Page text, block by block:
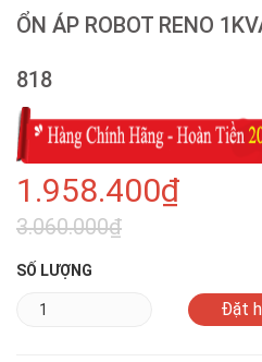
ỔN ÁP ROBOT RENO
818
1.958.400₫
3.060.000₫
SỐ LƯỢNG